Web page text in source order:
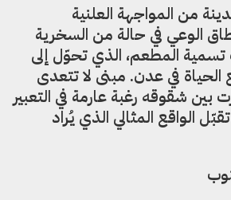
من المواجهة العلنية
الوعي في حالة من السخرية
المطعم، الذي تحوّل إلى
في عدن. مبنى لا تتعدى
بين شقوقه رغبة عارمة في التعبير
الواقع المثالي الذي يُراد